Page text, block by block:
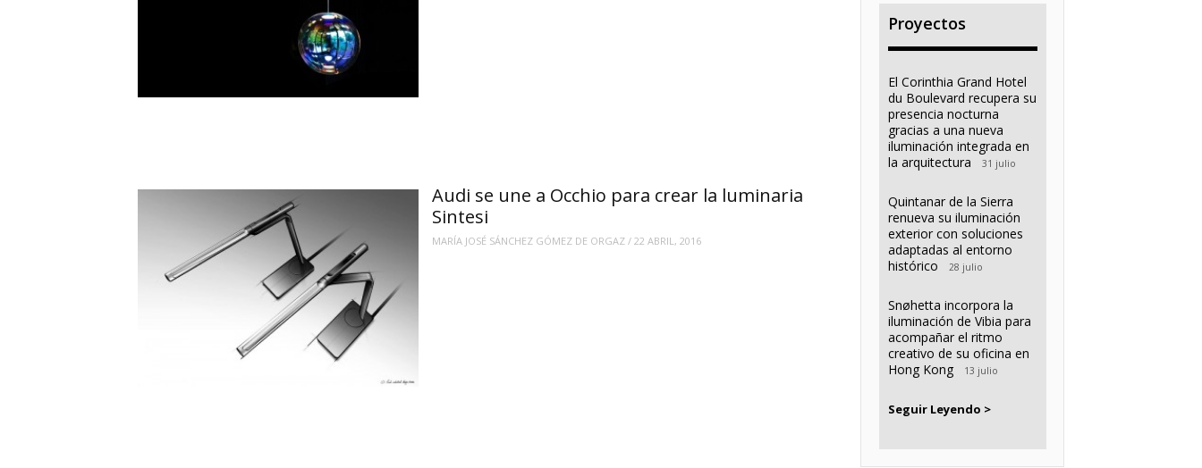
Audi se une a Occhio para crear la luminaria
Sintesi
MARÍA JOSÉ SÁNCHEZ GÓMEZ DE ORGAZ/ 22 ABRIL, 2016
Proyectos
El Corinthia Grand Hotel
du Boulevard recupera su
presencia nocturna
gracias a una nueva
iluminación integrada en
la arquitectura
31 julio
Quintanar de la Sierra
renueva su iluminación
exterior con soluciones
adaptadas al entorno
histórico
28 julio
Snøhetta incorpora la
iluminación de Vibia para
acompañar el ritmo
creativo de su oficina en
Hong Kong
13 julio
Seguir Leyendo >